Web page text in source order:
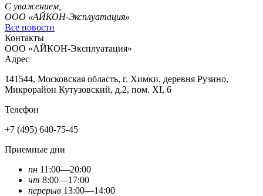
С уважением,
ООО «АЙКОН-Эксплуатация»
Все новости
Контакты
ООО «АЙКОН-Эксплуатация»
Адрес
141544, Московская область, г. Химки, деревня Рузино,
Микрорайон Кутузовский, д.2, пом. XI, 6
Телефон
+7 (495) 640-75-45
Приемные дни
пн 11:00—20:00
чт 8:00—17:00
перерыв 13:00—14:00